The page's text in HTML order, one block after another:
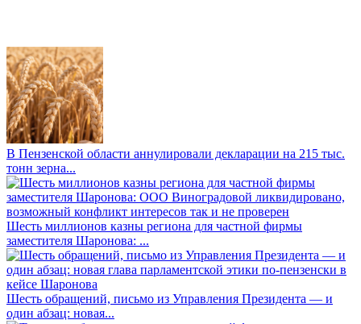
В Пензенской области аннулировали декларации на 215 тыс.
тонн зерна...
Шесть миллионов казны региона для частной фирмы
заместителя Шаронова: ...
Шесть обращений, письмо из Управления Президента — и
один абзац: новая...